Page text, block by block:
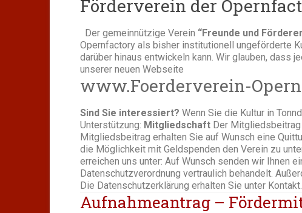
Förderverein der
Der gemeinnützige Verein “Freunde und
Opernfactory als bisher institutionell ungeförderte
darüber hinaus entwickeln kann. Wir glauben,
unserer neuen Webseite
www.Foerderverein-
Sind Sie interessiert? Wenn Sie die Kultur in
Unterstützung: Mitgliedschaft Der Mitgliedsbeitrag
Mitgliedsbeitrag erhalten Sie auf Wunsch eine
die Möglichkeit mit Geldspenden den Verein zu
erreichen uns unter: Auf Wunsch senden wir Ihnen
Datenschutzverordnung vertraulich behandelt.
Die Datenschutzerklärung erhalten Sie unter Kontakt.
Aufnahmeantrag –